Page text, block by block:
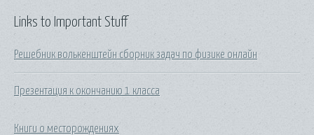
Links to Important Stuff
Решебник волькенштейн сборник задач по физике онлайн
Презентация к окончанию 1 класса
Книги о месторождениях